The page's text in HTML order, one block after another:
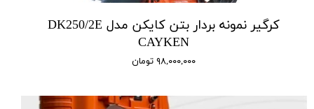
کرگیر نمونه بردار بتن کایکن مدل DK250/2E
CAYKEN
۹۸,۰۰۰,۰۰۰ تومان